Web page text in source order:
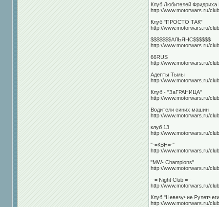
Клуб Любителей
http://www.motorwars.ru/
Клуб "ПРОСТО ТАК"
http://www.motorwars.ru/
$$$$$$$АЛЬЯНС$$$$$$
http://www.motorwars.ru/
66RUS
http://www.motorwars.ru/
Адепты Тьмы
http://www.motorwars.ru/
Клуб - "ЗаГРАНИЦА"
http://www.motorwars.ru/
Водители синих машин
http://www.motorwars.ru/
клуб 13
http://www.motorwars.ru/
"-=КВН=-"
http://www.motorwars.ru/
"MW- Champions"
http://www.motorwars.ru/
--= Night Club =--
http://www.motorwars.ru/
Клуб "Невезучие
http://www.motorwars.ru/